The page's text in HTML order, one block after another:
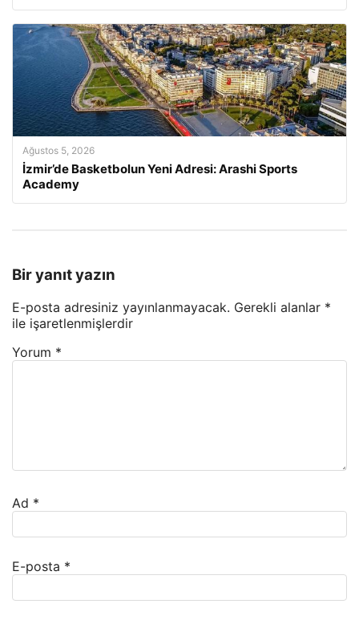
Ağustos 5, 2026
İzmir’de Basketbolun Yeni Adresi: Arashi Sports
Academy
Bir yanıt yazın
E-posta adresiniz yayınlanmayacak. Gerekli alanlar *
ile işaretlenmişlerdir
Yorum *
Ad *
E-posta *